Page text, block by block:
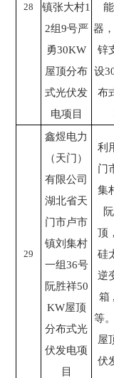
28
镇张大村1
2组9号严
勇30KW
屋顶分布
式光伏发
电项目
器
锌
设
布
29
鑫煜电力
（天门）
有限公司
湖北省天
门市卢市
镇刘集村
一组36号
阮胜祥50
KW屋顶
分布式光
伏发电项
目
利
门
集
顶
硅
逆
箱
等
屋
伏